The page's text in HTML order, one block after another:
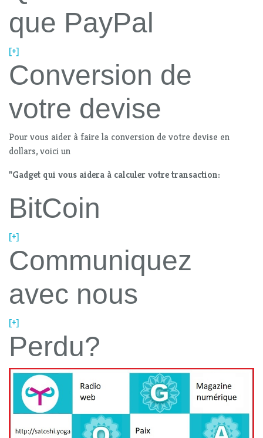
que PayPal
[+]
Conversion de
votre devise
Pour vous aider à faire la conversion de votre devise en
dollars, voici un
"Gadget qui vous aidera à calculer votre transaction:
BitCoin
[+]
Communiquez
avec nous
[+]
Perdu?